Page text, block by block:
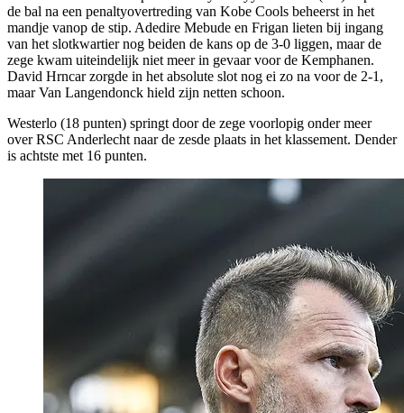
de bal na een penaltyovertreding van Kobe Cools beheerst in het
mandje vanop de stip. Adedire Mebude en Frigan lieten bij ingang
van het slotkwartier nog beiden de kans op de 3-0 liggen, maar de
zege kwam uiteindelijk niet meer in gevaar voor de Kemphanen.
David Hrncar zorgde in het absolute slot nog ei zo na voor de 2-1,
maar Van Langendonck hield zijn netten schoon.
Westerlo (18 punten) springt door de zege voorlopig onder meer
over RSC Anderlecht naar de zesde plaats in het klassement. Dender
is achtste met 16 punten.